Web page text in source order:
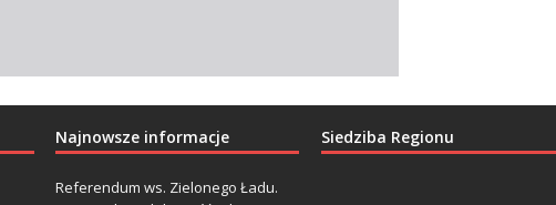
Najnowsze informacje
Referendum ws. Zielonego Ładu.
Siedziba Regionu